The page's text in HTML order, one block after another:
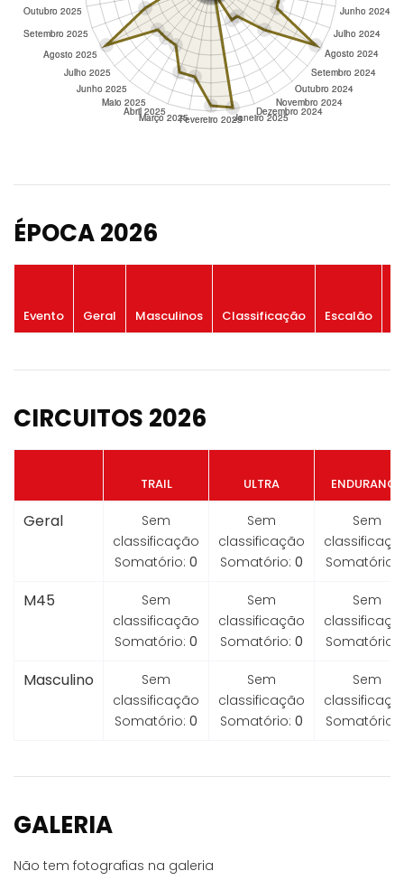
ÉPOCA 2026
Evento Geral Masculinos Classificação Escalão
CIRCUITOS 2026
TRAIL ULTRA ENDURANCE
Geral
Sem
classificação
Somatório: 0
Sem
classificação
Somatório: 0
Sem
Somatório:
M45
Sem
classificação
Somatório: 0
Sem
classificação
Somatório: 0
Sem
Somatório:
Masculino
Sem
classificação
Somatório: 0
Sem
classificação
Somatório: 0
Sem
Somatório:
GALERIA
Não tem fotografias na galeria